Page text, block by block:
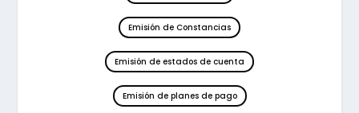
Emisión de Constancias
Emisión de estados de cuenta
Emisión de planes de pago